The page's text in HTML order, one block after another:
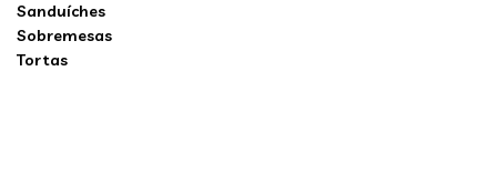
Sanduíches
Sobremesas
Tortas